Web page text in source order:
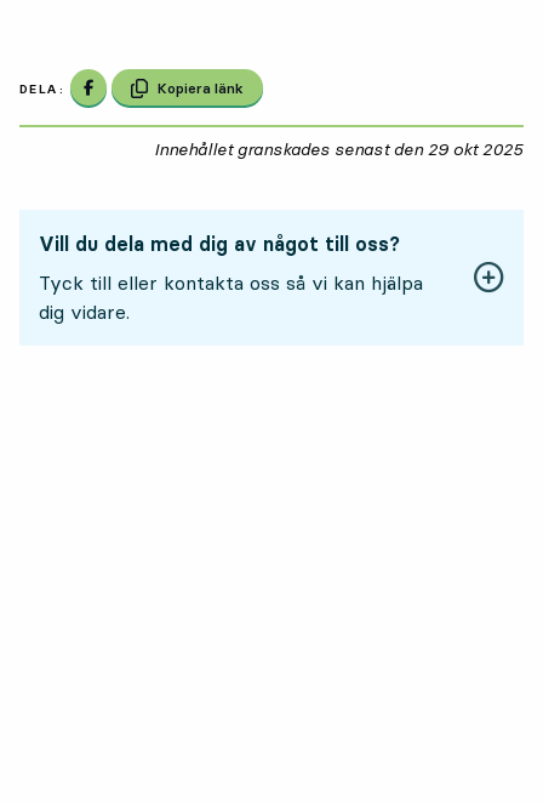
DELA: Dela på Facebook
Kopiera länk
Innehållet granskades senast den 29 okt 2025
Vill du dela med dig av något till oss?
Tyck till eller kontakta oss så vi kan hjälpa
dig vidare.